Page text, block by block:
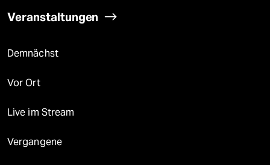
Veranstaltungen
Demnächst
Vor Ort
Live im Stream
Vergangene